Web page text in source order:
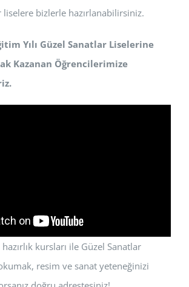
bizlerle hazırlanabilirsiniz.
Yılı Güzel Sanatlar Liselerine
Kazanan Öğrencilerimize
kursları ile Güzel Sanatlar
resim ve sanat yeteneğinizi